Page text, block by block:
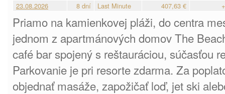
23.08.2026
8 dní Last Minute 407,63 €
Priamo na kamienkovej pláži, do centra
jednom z apartmánových domov The
café bar spojený s reštauráciou, súčasťou
Parkovanie je pri resorte zdarma. Za
objednať masáže, zapožičať loď, jet ski